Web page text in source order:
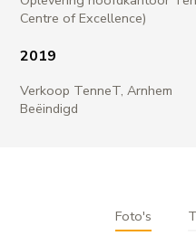
Centre of Excellence)
2019
Verkoop TenneT, Arnhem
Beëindigd
Foto's